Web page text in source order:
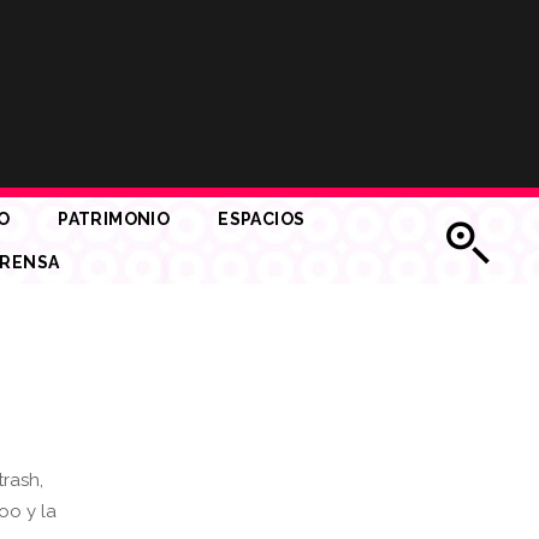
PATRIMONIO ESPACIOS
y la